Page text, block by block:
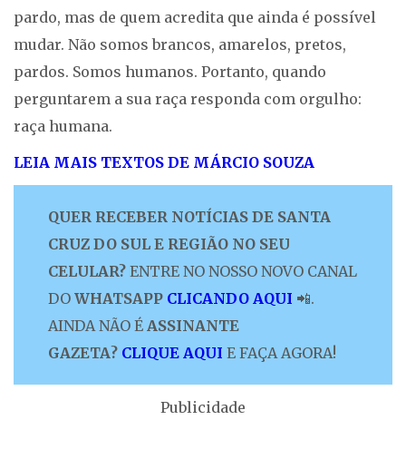
pardo, mas de quem acredita que ainda é possível
mudar. Não somos brancos, amarelos, pretos,
pardos. Somos humanos. Portanto, quando
perguntarem a sua raça responda com orgulho:
raça humana.
LEIA MAIS TEXTOS DE MÁRCIO SOUZA
QUER RECEBER NOTÍCIAS DE SANTA
CRUZ DO SUL E REGIÃO NO SEU
CELULAR? ENTRE NO NOSSO NOVO CANAL
DO WHATSAPP CLICANDO AQUI 📲.
AINDA NÃO É ASSINANTE
GAZETA? CLIQUE AQUI E FAÇA AGORA!
Publicidade